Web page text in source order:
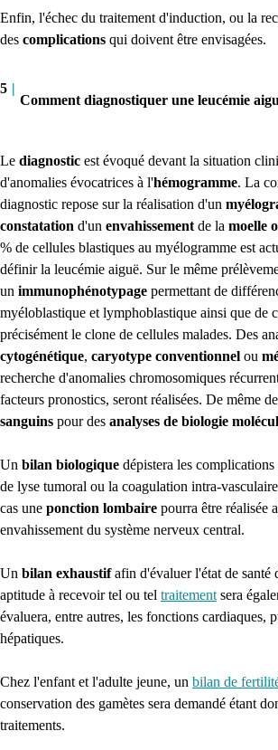
Enfin, l'échec du traitement d'induction, ou la
des complications qui doivent être envisagées.
5 |
Comment diagnostiquer une leucémie
Le diagnostic est évoqué devant la situation
d'anomalies évocatrices à l'hémogramme. La
diagnostic repose sur la réalisation d'un
constatation d'un envahissement de la moelle
% de cellules blastiques au myélogramme est
définir la leucémie aiguë. Sur le même
un immunophénotypage permettant de
myéloblastique et lymphoblastique ainsi que de
précisément le clone de cellules malades. Des
cytogénétique, caryotype conventionnel ou
recherche d'anomalies chromosomiques
facteurs pronostics, seront réalisées. De même
sanguins pour des analyses de biologie
Un bilan biologique dépistera les
de lyse tumoral ou la coagulation intra-
cas une ponction lombaire pourra être réalisée
envahissement du système nerveux central.
Un bilan exhaustifafin d'évaluer l'état de santé
aptitude à recevoir tel ou tel traitement sera
évaluera, entre autres, les fonctions cardiaques,
hépatiques.
Chez l'enfant et l'adulte jeune, un bilan de
conservation des gamètes sera demandé étant
traitements.